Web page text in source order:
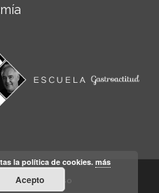
Condiciones de Uso
la política de cookies.más
Acepto